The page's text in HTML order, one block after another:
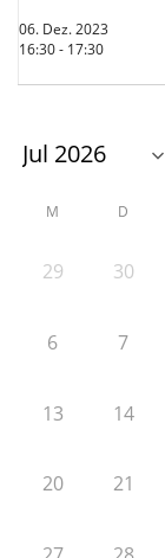
06. Dez. 2023
16:30 - 17:30
M D
29 30
6 7
13 14
20 21